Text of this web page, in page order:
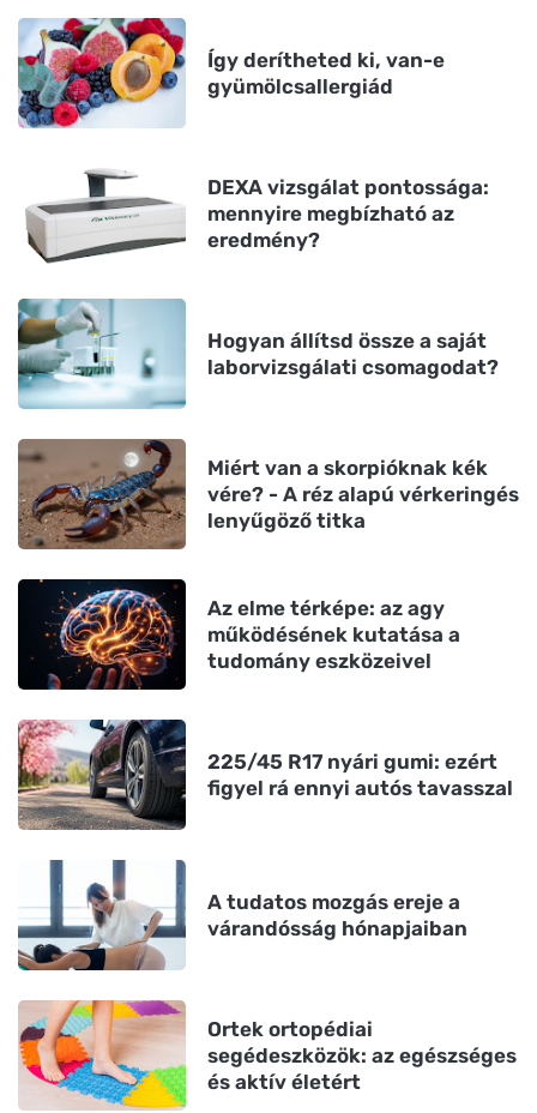
Így derítheted ki, van-e
gyümölcsallergiád
DEXA vizsgálat pontossága:
mennyire megbízható az
eredmény?
Hogyan állítsd össze a saját
laborvizsgálati csomagodat?
Miért van a skorpióknak kék
vére? - A réz alapú vérkeringés
lenyűgöző titka
Az elme térképe: az agy
működésének kutatása a
tudomány eszközeivel
225/45 R17 nyári gumi: ezért
figyel rá ennyi autós tavasszal
A tudatos mozgás ereje a
várandósság hónapjaiban
Ortek ortopédiai
segédeszközök: az egészséges
és aktív életért